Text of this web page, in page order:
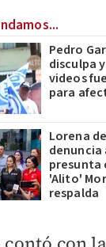
Pedro
disculpa
videos
para
Lorena
denuncia
presunta
'Alito'
respalda